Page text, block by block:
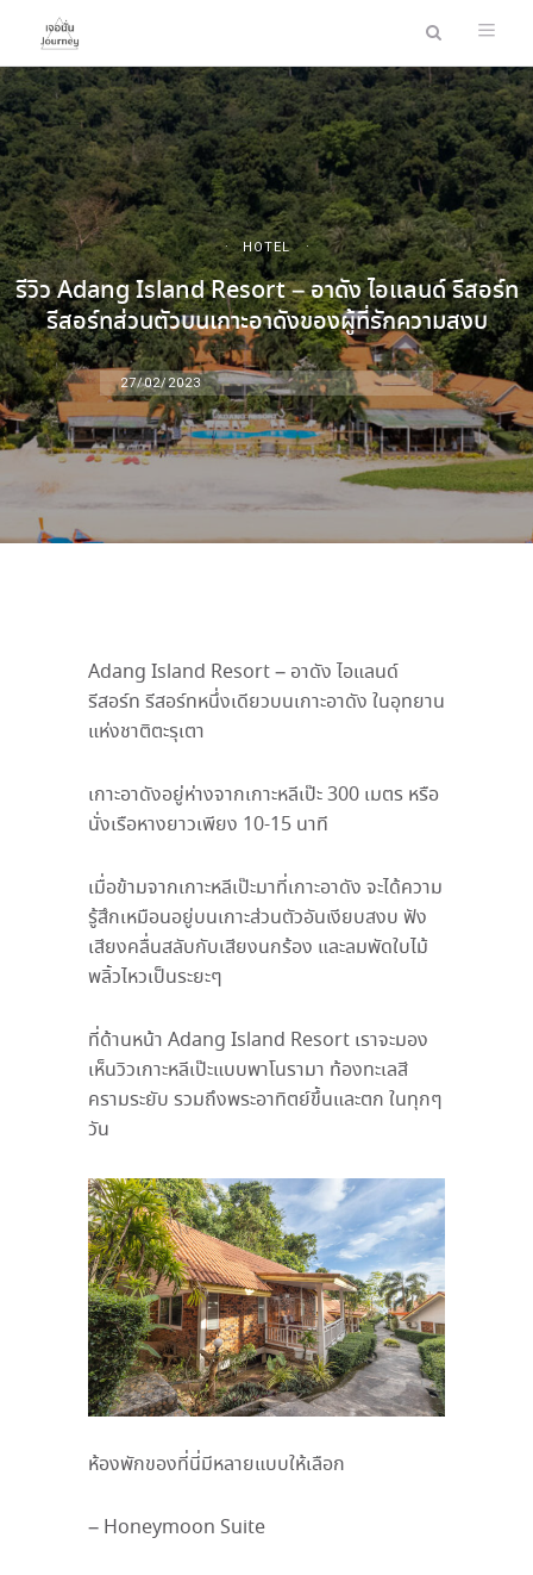
HOTEL
รีวิว Adang Island Resort – อาดัง ไอแลนด์ รีสอร์ท
รีสอร์ทส่วนตัวบนเกาะอาดังของผู้ที่รักความสงบ
27/02/2023
Adang Island Resort – อาดัง ไอแลนด์
รีสอร์ท รีสอร์ทหนึ่งเดียวบนเกาะอาดัง ในอุทยาน
แห่งชาติตะรุเตา
เกาะอาดังอยู่ห่างจากเกาะหลีเป๊ะ300 เมตร หรือ
นั่งเรือหางยาวเพียง 10-15 นาที
เมื่อข้ามจากเกาะหลีเป๊ะมาที่เกาะอาดัง จะได้ความ
รู้สึกเหมือนอยู่บนเกาะส่วนตัวอันเงียบสงบ ฟัง
เสียงคลื่นสลับกับเสียงนกร้อง และลมพัดใบไม้
พลิ้วไหวเป็นระยะๆ
ที่ด้านหน้า Adang Island Resort เราจะมอง
เห็นวิวเกาะหลีเป๊ะแบบพาโนรามา ท้องทะเลสี
ครามระยับ รวมถึงพระอาทิตย์ขึ้นและตก ในทุกๆ
วัน
ห้องพักของที่นี่มีหลายแบบให้เลือก
– Honeymoon Suite